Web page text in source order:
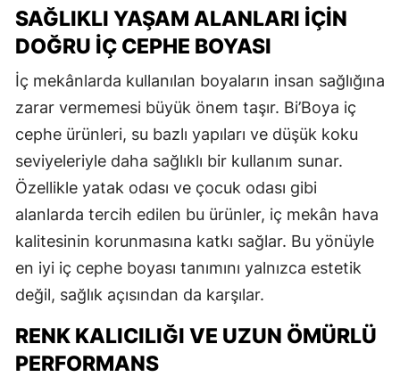
SAĞLIKLI YAŞAM ALANLARI İÇIN
DOĞRU İÇ CEPHE BOYASI
İç mekânlarda kullanılan boyaların insan sağlığına
zarar vermemesi büyük önem taşır. Bi’Boya iç
cephe ürünleri, su bazlı yapıları ve düşük koku
seviyeleriyle daha sağlıklı bir kullanım sunar.
Özellikle yatak odası ve çocuk odası gibi
alanlarda tercih edilen bu ürünler, iç mekân hava
kalitesinin korunmasına katkı sağlar. Bu yönüyle
en iyi iç cephe boyası tanımını yalnızca estetik
değil, sağlık açısından da karşılar.
RENK KALICILIĞI VE UZUN ÖMÜRLÜ
PERFORMANS